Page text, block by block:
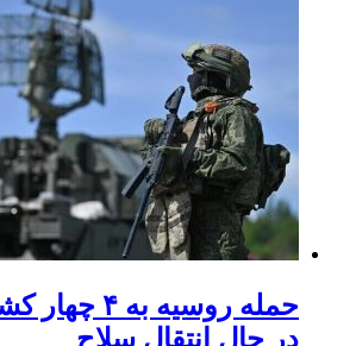
حمله روسیه
در حال انتقال سلاح